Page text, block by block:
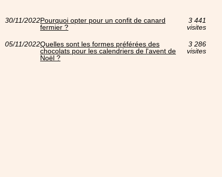
30/11/2022Pourquoi opter pour un confit de canard
fermier ?
3 441
visites
05/11/2022Quelles sont les formes préférées des
chocolats pour les calendriers de l'avent de
Noël ?
3 286
visites